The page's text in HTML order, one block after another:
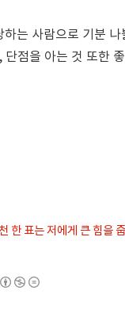
는 사람으로 기분
점을 아는 것 또한
한 표는 저에게 큰 힘을